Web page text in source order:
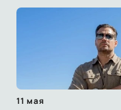
11 мая